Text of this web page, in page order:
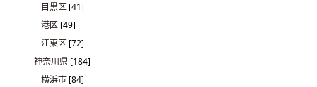
目黒区 [41]
港区 [49]
江東区 [72]
神奈川県 [184]
横浜市 [84]